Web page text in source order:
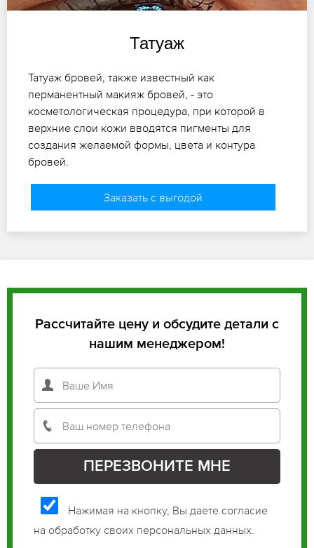
Татуаж
Татуаж бровей, также известный как
перманентный макияж бровей, - это
косметологическая процедура, при которой в
верхние слои кожи вводятся пигменты для
создания желаемой формы, цвета и контура
бровей.
Заказать с выгодой
Рассчитайте цену и обсудите детали с
нашим менеджером!
Нажимая на кнопку, Вы даете согласие
на обработку своих персональных данных.